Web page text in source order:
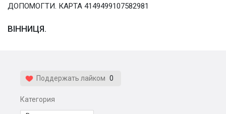
ДОПОМОГТИ. КАРТА 4149499107582981
ВІННИЦЯ.
Поддержать лайком 0
Категория